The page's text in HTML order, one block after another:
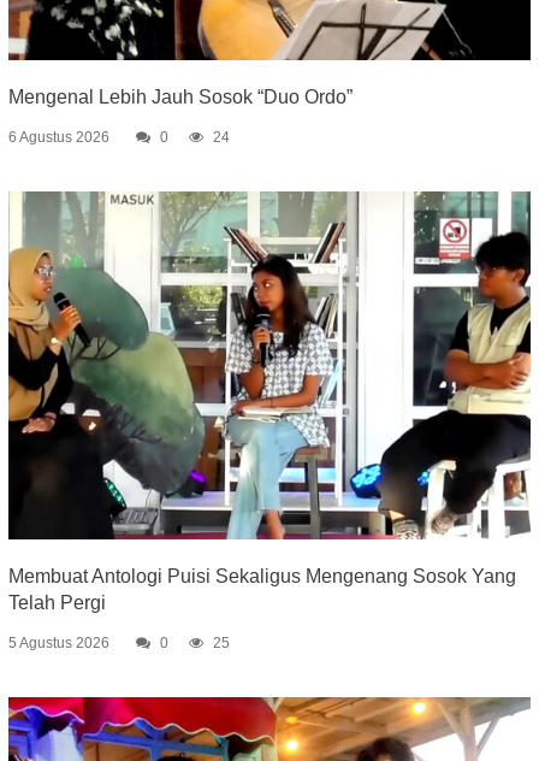
Mengenal Lebih Jauh Sosok “Duo Ordo”
6 Agustus 2026 0 24
Membuat Antologi Puisi Sekaligus Mengenang Sosok Yang
Telah Pergi
5 Agustus 2026 0 25